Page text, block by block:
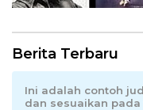
Berita Terbaru
Ini adalah contoh
dan sesuaikan